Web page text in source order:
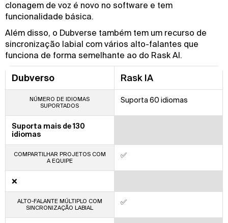
clonagem de voz é novo no software e tem
funcionalidade básica.
Além disso, o Dubverse também tem um recurso de
sincronização labial com vários alto-falantes que
funciona de forma semelhante ao do Rask AI.
Dubverso Rask IA
NÚMERO DE IDIOMAS
SUPORTADOS
Suporta 60 idiomas
Suporta mais de 130
idiomas
COMPARTILHAR PROJETOS COM
A EQUIPE
✅
❌
ALTO-FALANTE MÚLTIPLO COM
SINCRONIZAÇÃO LABIAL
✅